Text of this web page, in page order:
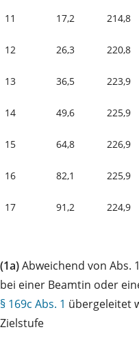
11 17,2 214,8
12 26,3 220,8
13 36,5 223,9
14 49,6 225,9
15 64,8 226,9
16 82,1 225,9
17 91,2 224,9
(1a)Abweichend von Abs.
bei einer Beamtin oder
§ 169c Abs. 1 übergeleitet
Zielstufe